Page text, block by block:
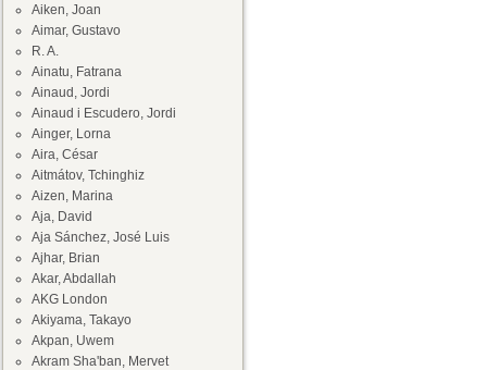
Aiken, Joan
Aimar, Gustavo
R. A.
Ainatu, Fatrana
Ainaud, Jordi
Ainaud i Escudero, Jordi
Ainger, Lorna
Aira, César
Aitmátov, Tchinghiz
Aizen, Marina
Aja, David
Aja Sánchez, José Luis
Ajhar, Brian
Akar, Abdallah
AKG London
Akiyama, Takayo
Akpan, Uwem
Akram Sha'ban, Mervet